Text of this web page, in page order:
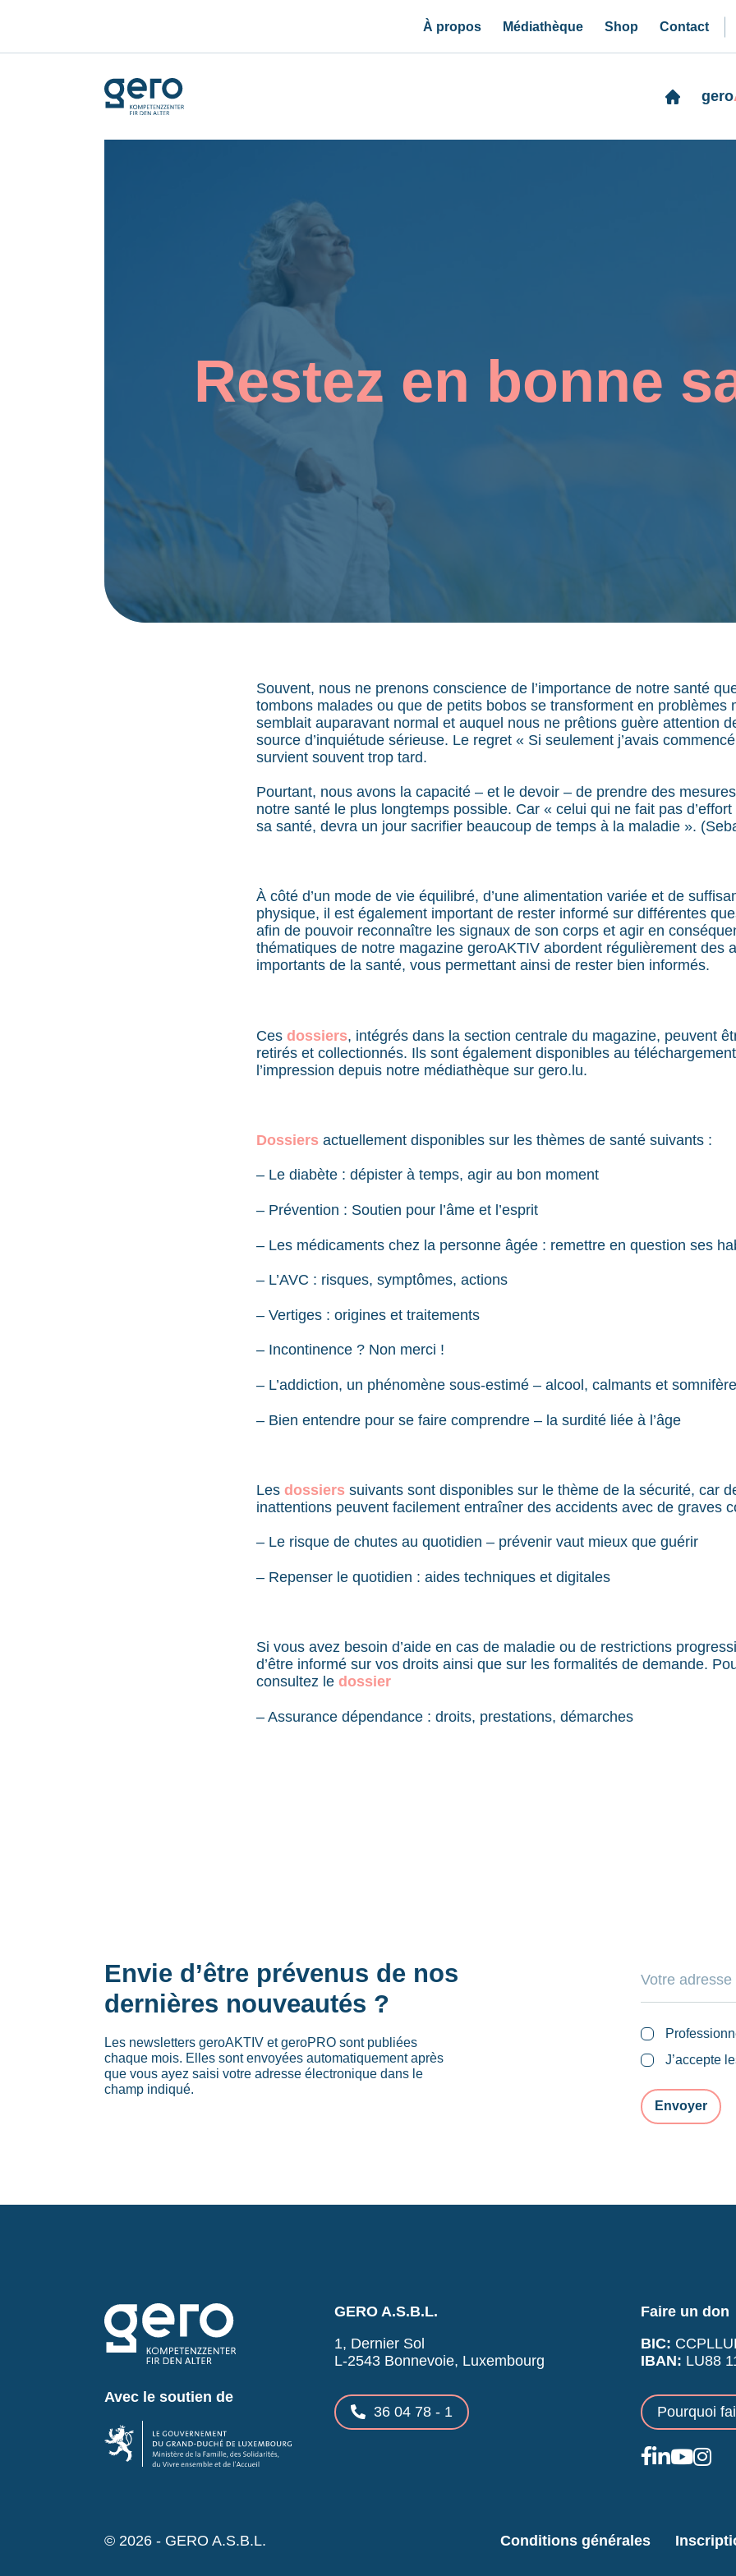
À propos Médiathèque Shop Contact
gero
Restez en bonne
Souvent, nous ne prenons conscience de l’importance de notre santé
tombons malades ou que de petits bobos se transforment en problèmes
semblait auparavant normal et auquel nous ne prêtions guère attention
source d’inquiétude sérieuse. Le regret « Si seulement j’avais
survient souvent trop tard.
Pourtant, nous avons la capacité – et le devoir – de prendre des
notre santé le plus longtemps possible. Car « celui qui ne fait pas
sa santé, devra un jour sacrifier beaucoup de temps à la maladie ».
À côté d’un mode de vie équilibré, d’une alimentation variée et de
physique, il est également important de rester informé sur différentes
afin de pouvoir reconnaître les signaux de son corps et agir en
thématiques de notre magazine geroAKTIV abordent régulièrement des
importants de la santé, vous permettant ainsi de rester bien informés.
Ces dossiers, intégrés dans la section centrale du magazine, peuvent
retirés et collectionnés. Ils sont également disponibles au
l’impression depuis notre médiathèque sur gero.lu.
Dossiers actuellement disponibles sur les thèmes de santé suivants :
– Le diabète : dépister à temps, agir au bon moment
– Prévention : Soutien pour l’âme et l’esprit
– Les médicaments chez la personne âgée : remettre en question ses
– L’AVC : risques, symptômes, actions
– Vertiges : origines et traitements
– Incontinence ? Non merci !
– L’addiction, un phénomène sous-estimé – alcool, calmants et
– Bien entendre pour se faire comprendre – la surdité liée à l’âge
Les dossiers suivants sont disponibles sur le thème de la sécurité, car
inattentions peuvent facilement entraîner des accidents avec de graves
– Le risque de chutes au quotidien – prévenir vaut mieux que guérir
– Repenser le quotidien : aides techniques et digitales
Si vous avez besoin d’aide en cas de maladie ou de restrictions
d’être informé sur vos droits ainsi que sur les formalités de demande.
consultez le dossier
– Assurance dépendance : droits, prestations, démarches
Envie d’être prévenus de nos
dernières nouveautés ?
Les newsletters geroAKTIV et geroPRO sont publiées
chaque mois. Elles sont envoyées automatiquement après
que vous ayez saisi votre adresse électronique dans le
champ indiqué.
J’accepte
Avec le soutien de
GERO A.S.B.L.
1, Dernier Sol
L-2543 Bonnevoie, Luxembourg
36 04 78 - 1
Faire un don
BIC:
IBAN: LU88
Pourquoi
© 2026 - GERO A.S.B.L. Conditions générales